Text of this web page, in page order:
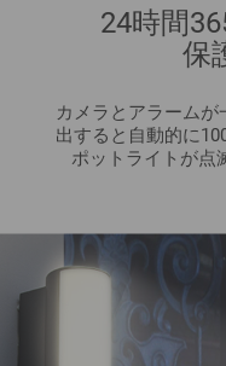
24時間
保
カメラとアラーム
出すると自動的に
ポットライトが点